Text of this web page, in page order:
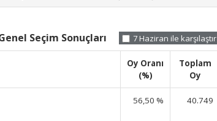
Seçim Sonuçları 7 Haziran ile karşılaştır
Oy Oranı
(%)
Toplam
Oy
56,50 % 40.749